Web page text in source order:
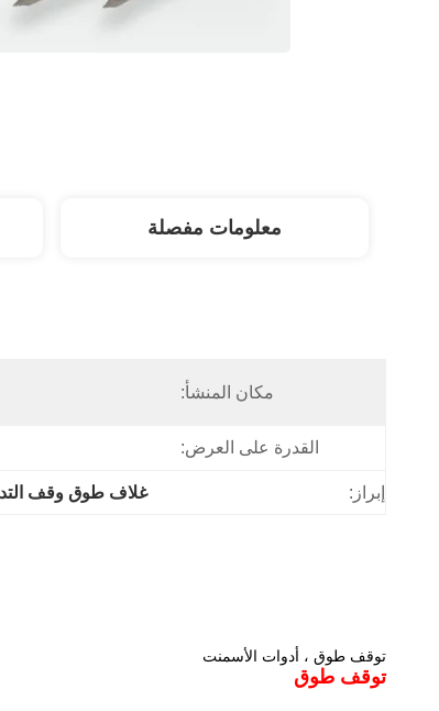
معلومات مفصلة
مكان المنشأ:
القدرة على العرض:
إبراز: غلاف طوق وقف
توقف طوق ، أدوات الأسمنت
توقف طوق